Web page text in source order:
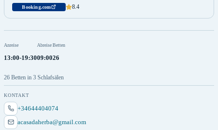
Booking.com 8.4
Anreise
13:00-19:30
Abreise
09:00
Betten
26
26 Betten in 3 Schlafsälen
KONTAKT
+34644404074
acasadaherba@gmail.com